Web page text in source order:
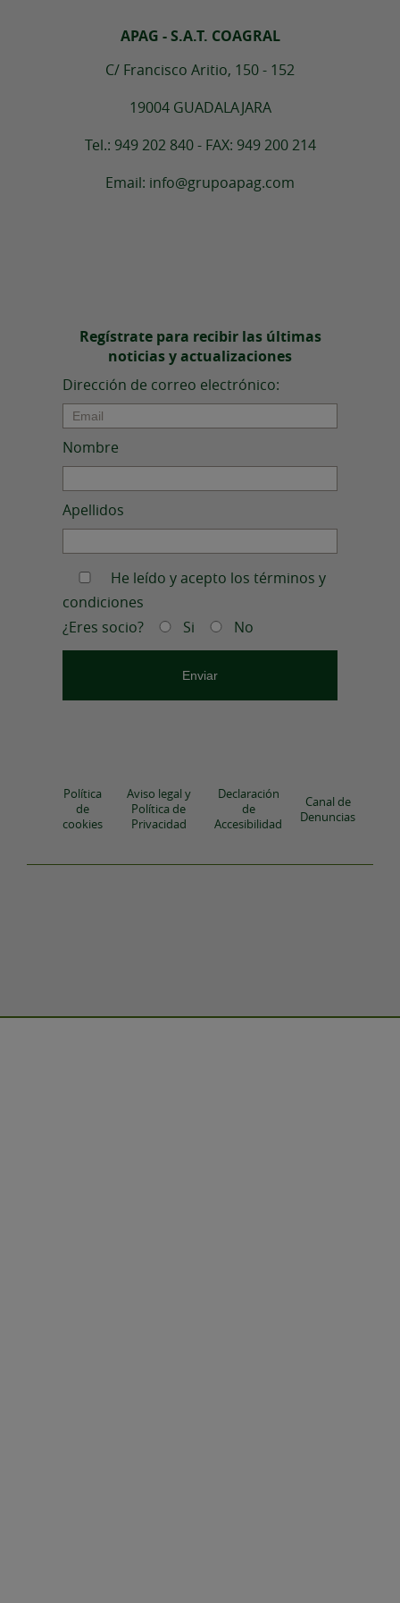
APAG - S.A.T. COAGRAL
C/ Francisco Aritio, 150 - 152
19004 GUADALAJARA
Tel.: 949 202 840 - FAX: 949 200 214
Email: info@grupoapag.com
Regístrate para recibir las últimas
noticias y actualizaciones
Dirección de correo electrónico:
Nombre
Apellidos
He leído y acepto los términos y
condiciones
¿Eres socio?
Si No
Política
de
cookies
Aviso legal y
Política de
Privacidad
Declaración
de
Accesibilidad
Canal de
Denuncias